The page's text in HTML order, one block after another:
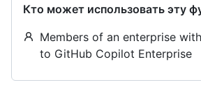
Кто может использовать эту
Members of an enterprise
to GitHub Copilot Enterprise